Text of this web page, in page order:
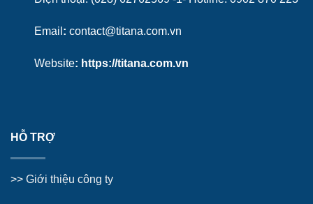
Email : contact@titana.com.vn
Website: https://titana.com.vn
HỖ TRỢ
>> Giới thiệu công ty